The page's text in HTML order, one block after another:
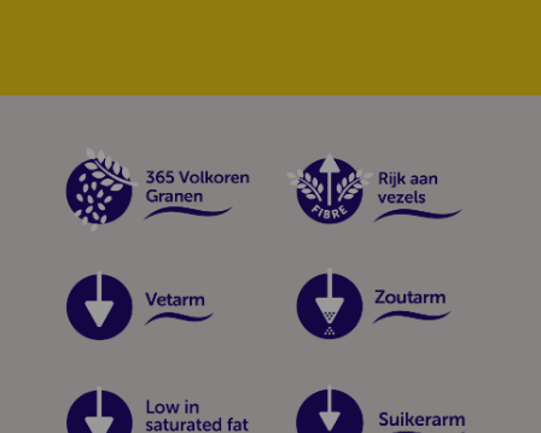
grains high-fibre
low-fat low-salt
low-saturates low-sugar